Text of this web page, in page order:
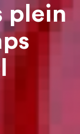
plein